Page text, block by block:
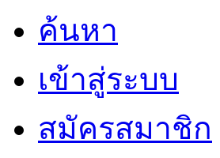
ค้นหา
เข้าสู่ระบบ
สมัครสมาชิก